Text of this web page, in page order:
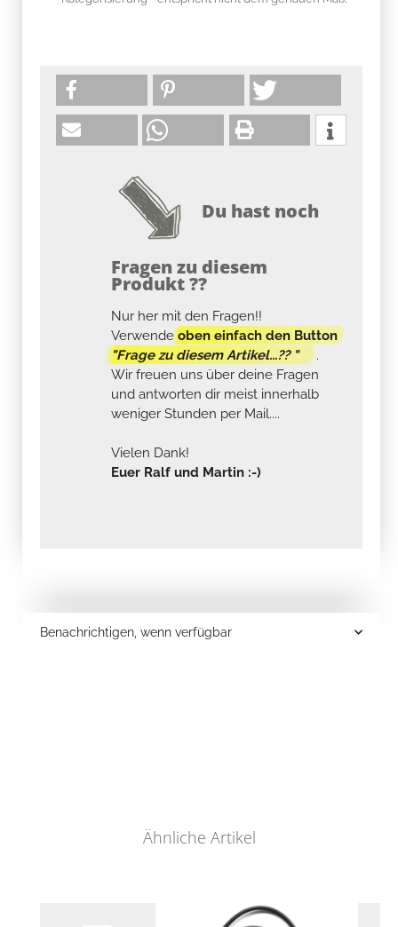
Du hast noch
Fragen zu diesem
Produkt ??
Nur her mit den Fragen!!
Verwendeoben einfach den Button
"Frage zu diesem Artikel...?? "
.
Wir freuen uns über deine Fragen
und antworten dir meist innerhalb
weniger Stunden per Mail....
Vielen Dank!
Euer Ralf und Martin :-)
Benachrichtigen, wenn verfügbar
Ähnliche Artikel